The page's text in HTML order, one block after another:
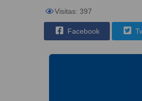
Visitas: 397
Facebook